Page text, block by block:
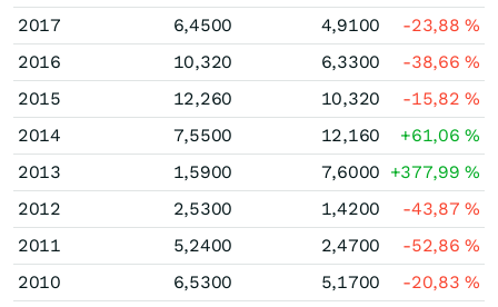
2017
6,4500 4,9100 -23,88%
2016
10,320 6,3300 -38,66%
2015
12,260 10,320 -15,82%
2014
7,5500 12,160 +61,06%
2013
1,5900 7,6000 +377,99%
2012
2,5300 1,4200 -43,87%
2011
5,2400 2,4700 -52,86%
2010
6,5300 5,1700 -20,83%